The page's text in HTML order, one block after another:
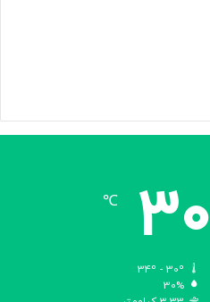
30
℃
30%